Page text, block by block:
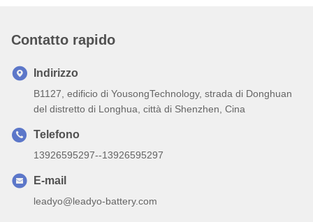
Contatto rapido
Indirizzo
B1127, edificio di YousongTechnology, strada di Donghuan
del distretto di Longhua, città di Shenzhen, Cina
Telefono
13926595297--13926595297
E-mail
leadyo@leadyo-battery.com